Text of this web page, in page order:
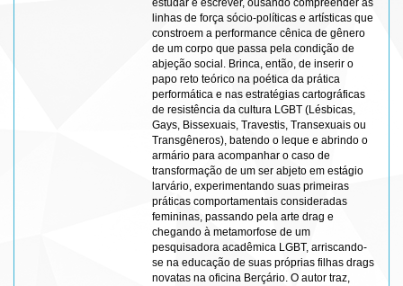
estudar e escrever, ousando compreender as
linhas de força sócio-políticas e artísticas que
constroem a performance cênica de gênero
de um corpo que passa pela condição de
abjeção social. Brinca, então, de inserir o
papo reto teórico na poética da prática
performática e nas estratégias cartográficas
de resistência da cultura LGBT (Lésbicas,
Gays, Bissexuais, Travestis, Transexuais ou
Transgêneros), batendo o leque e abrindo o
armário para acompanhar o caso de
transformação de um ser abjeto em estágio
larvário, experimentando suas primeiras
práticas comportamentais consideradas
femininas, passando pela arte drag e
chegando à metamorfose de um
pesquisadora acadêmica LGBT, arriscando-
se na educação de suas próprias filhas drags
novatas na oficina Berçário. O autor traz,